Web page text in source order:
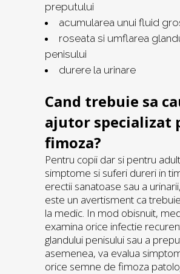
preputului
acumularea unui fluid
roseata si umflarea
penisului
durere la urinare
Cand trebuie sa
ajutor specializat
fimoza?
Pentru copii dar si pentru
simptome si suferi dureri in
erectii sanatoase sau a
este un avertisment ca
la medic. In mod obisnuit,
examina orice infectie
glandului penisului sau a
asemenea, va evalua
orice semne de fimoza